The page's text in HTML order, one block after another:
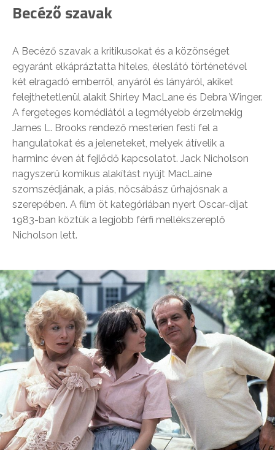
Becéző szavak
A Becéző szavak a kritikusokat és a közönséget
egyaránt elkápráztatta hiteles, éleslátó történetével
két elragadó emberről, anyáról és lányáról, akiket
felejthetetlenül alakít Shirley MacLane és Debra Winger.
A fergeteges komédiától a legmélyebb érzelmekig
James L. Brooks rendező mesterien festi fel a
hangulatokat és a jeleneteket, melyek átívelik a
harminc éven át fejlődő kapcsolatot. Jack Nicholson
nagyszerű komikus alakítást nyújt MacLaine
szomszédjának, a piás, nőcsábász űrhajósnak a
szerepében. A film öt kategóriában nyert Oscar-díjat
1983-ban köztük a legjobb férfi mellékszereplő
Nicholson lett.